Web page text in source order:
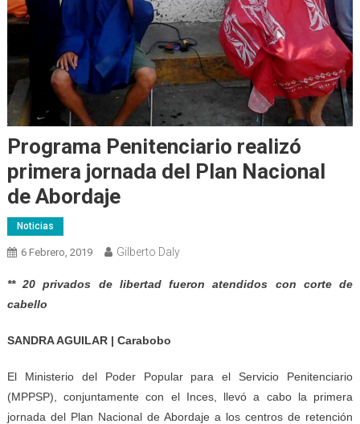
Programa Penitenciario realizó
primera jornada del Plan Nacional
de Abordaje
Noticias
6 Febrero, 2019 Gilberto Daly
** 20 privados de libertad fueron atendidos con corte de
cabello
SANDRA AGUILAR | Carabobo
El Ministerio del Poder Popular para el Servicio Penitenciario
(MPPSP), conjuntamente con el Inces, llevó a cabo la primera
jornada del Plan Nacional de Abordaje a los centros de retención